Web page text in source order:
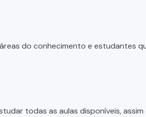
do conhecimento e estudantes
todas as aulas disponíveis,